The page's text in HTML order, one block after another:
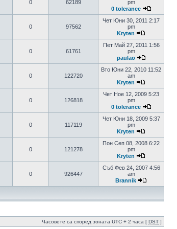
0 62189
pm
0 tolerance
0 97562
Чет Юни 30, 2011 2:17
pm
Kryten
0 61761
Пет Май 27, 2011 1:56
pm
paulao
0 122720
Вто Юни 22, 2010 11:52
am
Kryten
0 126818
Чет Ное 12, 2009 5:23
pm
0 tolerance
0 117119
Чет Юни 18, 2009 5:37
pm
Kryten
0 121278
Пон Сеп 08, 2008 6:22
pm
Kryten
0 926447
Съб Фев 24, 2007 4:56
am
Brannik
Часовете са според зоната UTC + 2 часа [ DST ]